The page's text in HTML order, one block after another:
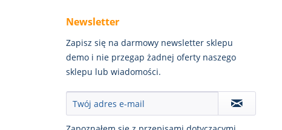
Newsletter
Zapisz się na darmowy newsletter sklepu
demo i nie przegap żadnej oferty naszego
sklepu lub wiadomości.